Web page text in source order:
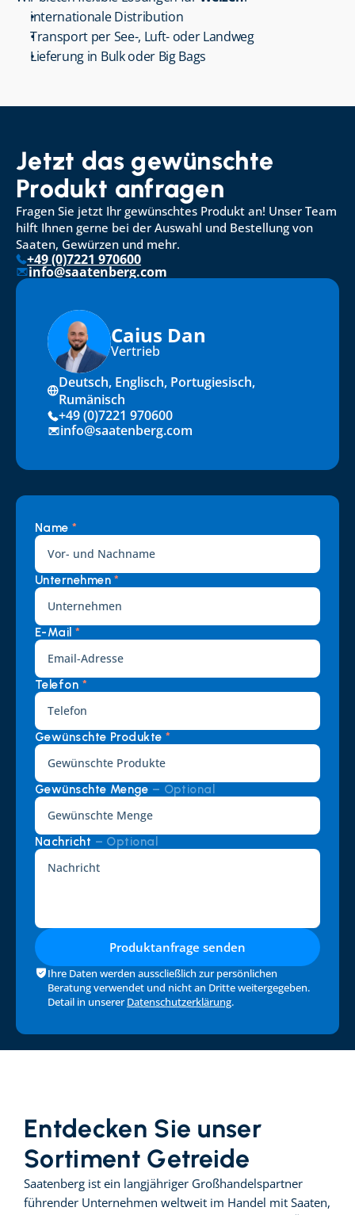
internationale Distribution
Transport per See-, Luft- oder Landweg
Lieferung in Bulk oder Big Bags
Jetzt das gewünschte
Produkt anfragen
Fragen Sie jetzt Ihr gewünschtes Produkt an! Unser Team
hilft Ihnen gerne bei der Auswahl und Bestellung von
Saaten, Gewürzen und mehr.
+49 (0)7221 970600
info@saatenberg.com
Caius Dan
Vertrieb
Deutsch, Englisch, Portugiesisch,
Rumänisch
+49 (0)7221 970600
info@saatenberg.com
Name *
Unternehmen *
E-Mail *
Telefon *
Gewünschte Produkte *
Gewünschte Menge – Optional
Nachricht – Optional
Produktanfrage senden
Ihre Daten werden ausscließlich zur persönlichen
Beratung verwendet und nicht an Dritte weitergegeben.
Detail in unserer Datenschutzerklärung.
Entdecken Sie unser
Sortiment Getreide
Saatenberg ist ein langjähriger Großhandelspartner
führender Unternehmen weltweit im Handel mit Saaten,